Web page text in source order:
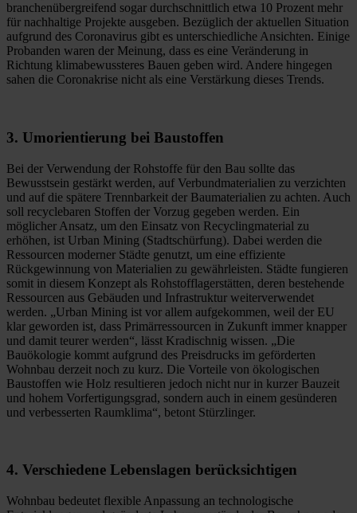
branchenübergreifend sogar durchschnittlich etwa 10 Prozent mehr
für nachhaltige Projekte ausgeben. Bezüglich der aktuellen Situation
aufgrund des Coronavirus gibt es unterschiedliche Ansichten. Einige
Probanden waren der Meinung, dass es eine Veränderung in
Richtung klimabewussteres Bauen geben wird. Andere hingegen
sahen die Coronakrise nicht als eine Verstärkung dieses Trends.
3. Umorientierung bei Baustoffen
Bei der Verwendung der Rohstoffe für den Bau sollte das
Bewusstsein gestärkt werden, auf Verbundmaterialien zu verzichten
und auf die spätere Trennbarkeit der Baumaterialien zu achten. Auch
soll recyclebaren Stoffen der Vorzug gegeben werden. Ein
möglicher Ansatz, um den Einsatz von Recyclingmaterial zu
erhöhen, ist Urban Mining (Stadtschürfung). Dabei werden die
Ressourcen moderner Städte genutzt, um eine effiziente
Rückgewinnung von Materialien zu gewährleisten. Städte fungieren
somit in diesem Konzept als Rohstofflagerstätten, deren bestehende
Ressourcen aus Gebäuden und Infrastruktur weiterverwendet
werden. „Urban Mining ist vor allem aufgekommen, weil der EU
klar geworden ist, dass Primärressourcen in Zukunft immer knapper
und damit teurer werden“, lässt Kradischnig wissen. „Die
Bauökologie kommt aufgrund des Preisdrucks im geförderten
Wohnbau derzeit noch zu kurz. Die Vorteile von ökologischen
Baustoffen wie Holz resultieren jedoch nicht nur in kurzer Bauzeit
und hohem Vorfertigungsgrad, sondern auch in einem gesünderen
und verbesserten Raumklima“, betont Stürzlinger.
4. Verschiedene Lebenslagen berücksichtigen
Wohnbau bedeutet flexible Anpassung an technologische